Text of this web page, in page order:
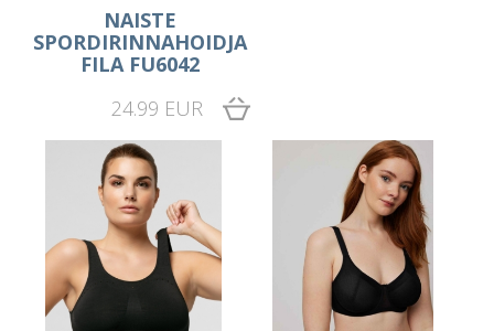
NAISTE
SPORDIRINNAHOIDJA
FILA FU6042
24.99 EUR